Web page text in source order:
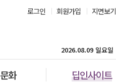
로그인 회원가입 지면보기
문화 딥인사이트
2026.08.09 일요일